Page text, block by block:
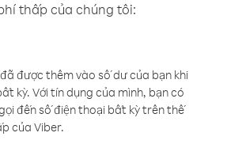
thấp của chúng tôi:
được thêm vào số dư của bạn khi
kỳ. Với tín dụng của mình, bạn có
đến số điện thoại bất kỳ trên thế
của Viber.